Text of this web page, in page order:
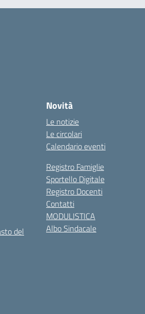
del
Novità
Le notizie
Le circolari
Calendario eventi
Registro Famiglie
Sportello Digitale
Registro Docenti
Contatti
MODULISTICA
Albo Sindacale